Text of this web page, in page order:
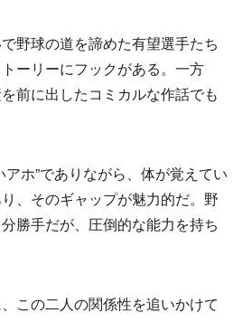
野球の道を諦めた有望選手たち
ーリーにフックがある。一方
前に出したコミカルな作話でも
ホ”でありながら、体が覚えてい
、そのギャップが魅力的だ。野
勝手だが、圧倒的な能力を持ち
この二人の関係性を追いかけて